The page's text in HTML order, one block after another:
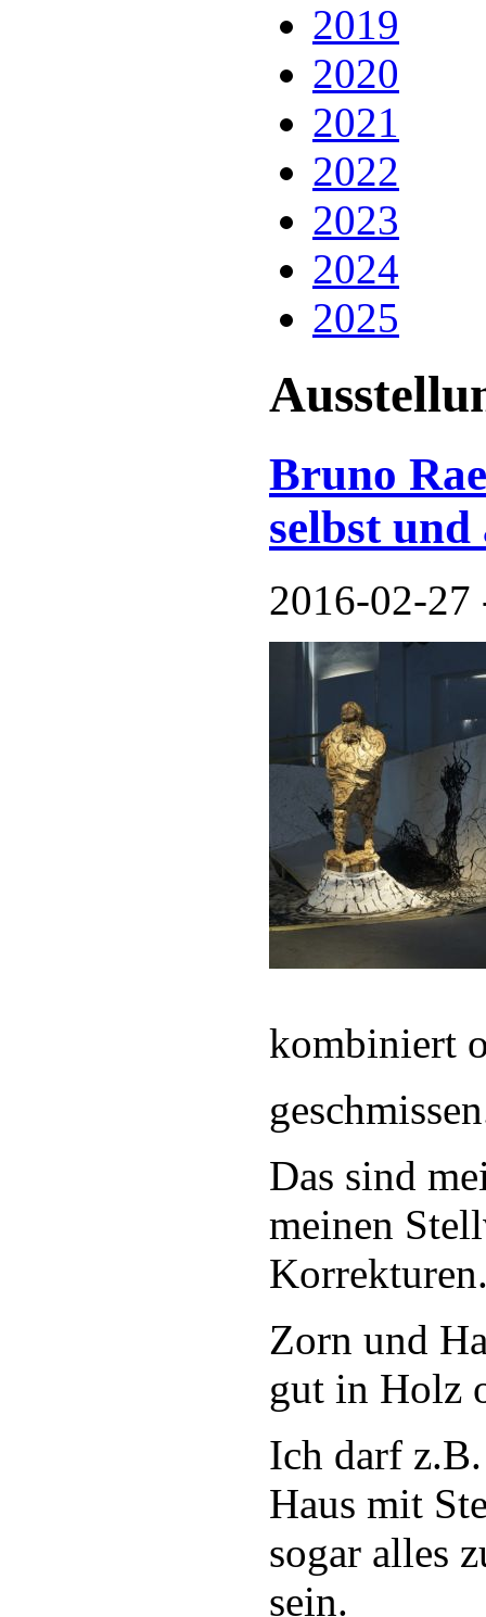
2019
2020
2021
2022
2023
2024
2025
Bruno
selbst
2016-02-27
kombiniert
Das sind
meinen
Zorn und
gut in Holz
Ich darf
Haus mit
sogar alles
sein.